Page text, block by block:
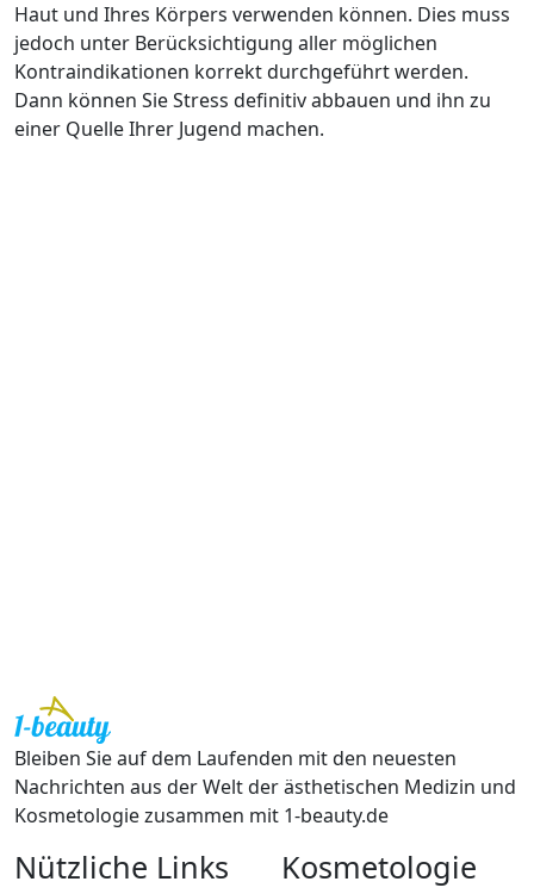
Haut und Ihres Körpers verwenden können. Dies muss
jedoch unter Berücksichtigung aller möglichen
Kontraindikationen korrekt durchgeführt werden.
Dann können Sie Stress definitiv abbauen und ihn zu
einer Quelle Ihrer Jugend machen.
Bleiben Sie auf dem Laufenden mit den neuesten
Nachrichten aus der Welt der ästhetischen Medizin und
Kosmetologie zusammen mit 1-beauty.de
Nützliche Links Kosmetologie